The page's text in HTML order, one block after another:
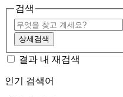
검색
상세검색
결과 내 재검색
인기 검색어